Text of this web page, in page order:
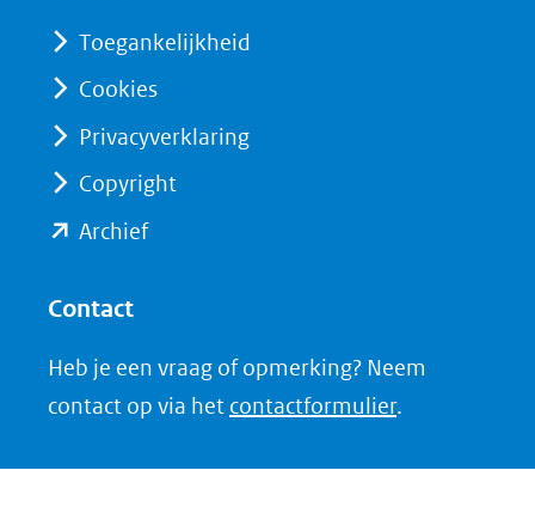
(verwijst
andere
(verwijst
andere
Toegankelijkheid
Cookies
Privacyverklaring
Copyright
Archief(opent
(verwijst
naar
Contact
Heb je een vraag of opmerking? Neem
contact op via het contactformulier.